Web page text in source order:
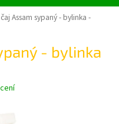
Assam sypaný - bylinka -
- bylinka